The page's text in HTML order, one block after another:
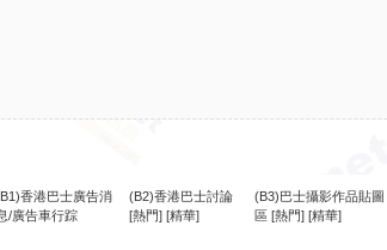
香港巴士廣告消
/廣告車行踪
(B2)香港巴士討論
[熱門] [精華]
(B3)巴士攝影作品貼圖
區 [熱門] [精華]